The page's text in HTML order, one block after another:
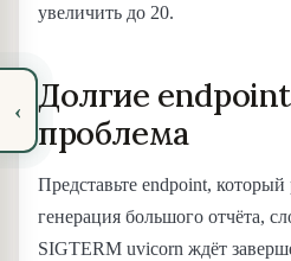
‹
увеличить до 20.
Долгие
проблема
Представьте endpoint, который
генерация большого отчёта,
SIGTERM uvicorn ждёт